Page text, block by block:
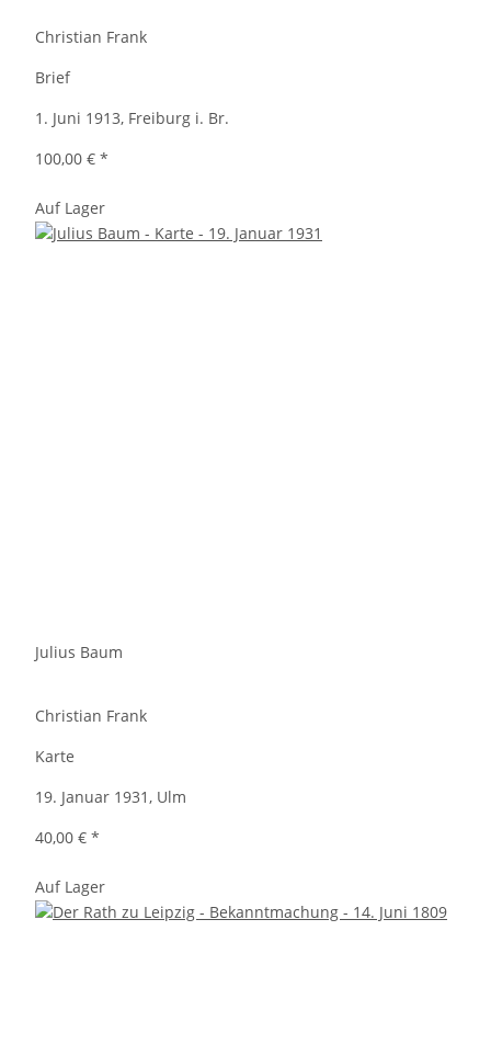
Christian Frank
Brief
1. Juni 1913, Freiburg i. Br.
100,00 € *
Auf Lager
Julius Baum
Christian Frank
Karte
19. Januar 1931, Ulm
40,00 € *
Auf Lager